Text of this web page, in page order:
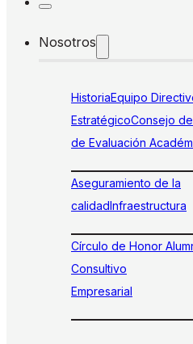
Nosotros
HistoriaEquipo
EstratégicoConsejo
de Evaluación
Aseguramiento de la
calidadInfraestructura
Círculo de Honor
Consultivo
Empresarial